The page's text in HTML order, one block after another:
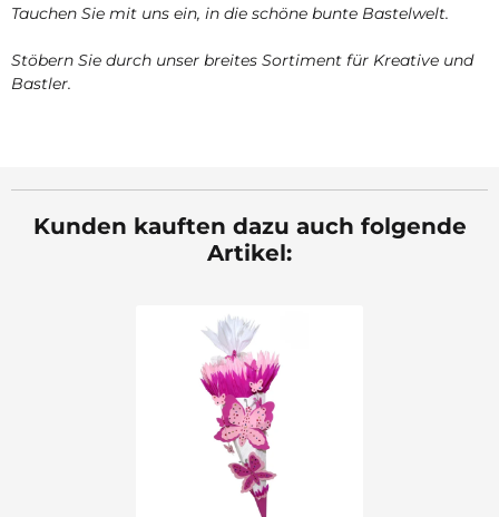
Tauchen Sie mit uns ein, in die schöne bunte Bastelwelt.
Stöbern Sie durch unser breites Sortiment für Kreative und
Bastler.
Kunden kauften dazu auch folgende
Artikel: